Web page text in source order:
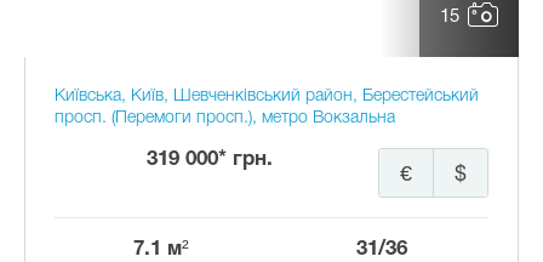
15
Київська, Київ, Шевченківський район, Берестейський
просп. (Перемоги просп.), метро Вокзальна
319 000* грн.
$
€
7.1 м² 31/36